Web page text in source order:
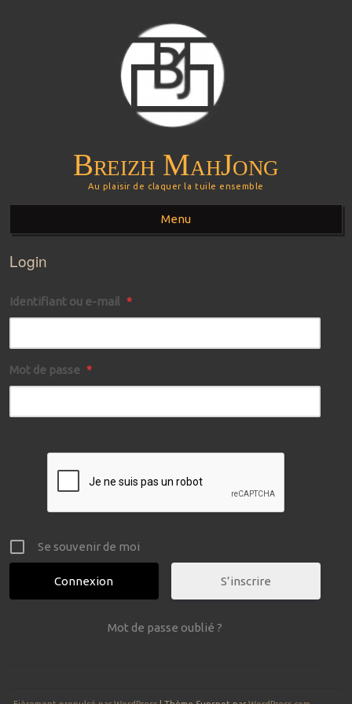
Breizh MahJong
Au plaisir de claquer la tuile ensemble
Menu
Aller au contenu principal
Login
Identifiant ou e-mail *
Mot de passe *
Se souvenir de moi
S’inscrire
Mot de passe oublié ?